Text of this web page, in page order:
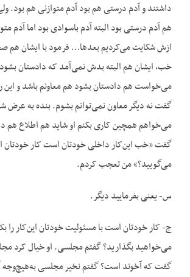
داشتند و آدم درستی هم بود آدم متوازنی هم بود.
هم آدم درستی بود البته آدم باسوادی بود اما آدم
ازش شکایت می‌کردیم بعدها… فرمود با ایشان هم
خب، ایشان هم البته بدش نمی‌آمد که دادستان
می‌خواست هم دادستان بشود هم معاونم باشد و این
گفت نه دیگر معاون نمی‌توانم بشوم. بنده به عرض
می‌خواهم همچین کاری بکنم او شاید هم اطلاع
گفت «خب این‌کار داخلی خودتان است کار خودتان
می‌گویید؟» من تعجب کردم.
س- یعنی بفرمایید دیگر.
ج- کار خودتان است با مسئولیت خودتان این‌کار
می‌خواهید بگذارید؟ گفتم مجلسی. او خیال کرد
گفت که آخوند است؟ گفتم نخیر مجلسی